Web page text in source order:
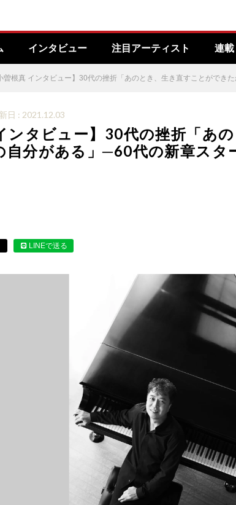
インタビュー 注目アーティスト 連載
曽根真 インタビュー】30代の挫折「あのとき、生き直すことがで
日 : 2021.12.03
ンタビュー】30代の挫折「あ
自分がある」─60代の新章スタ
LINEで送る